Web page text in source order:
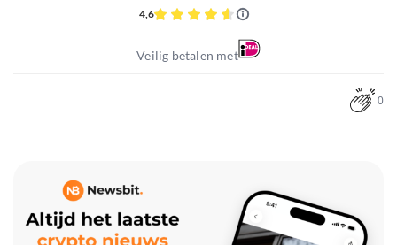
4,6
Veilig betalen met
0